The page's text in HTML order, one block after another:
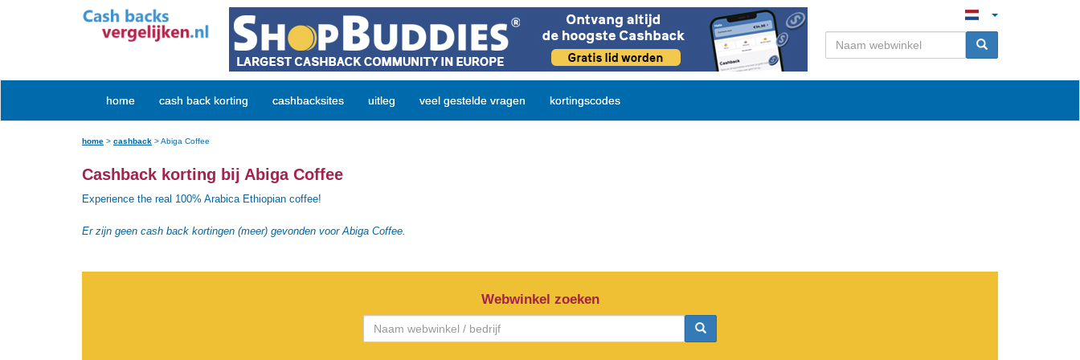
home cash back korting cashbacksites uitleg veel gestelde vragen kortingscodes
home > cashback >Abiga Coffee
Cashback korting bij Abiga Coffee
Experience the real 100% Arabica Ethiopian coffee!
Er zijn geen cash back kortingen (meer) gevonden voor Abiga Coffee.
Webwinkel zoeken